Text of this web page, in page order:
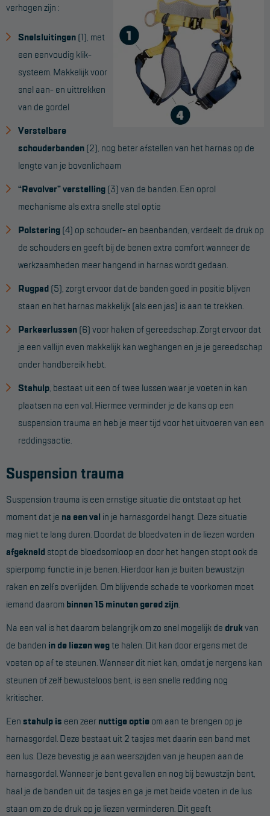
verhogen zijn :
Snelsluitingen (1), met
een eenvoudig klik-
systeem. Makkelijk voor
snel aan- en uittrekken
van de gordel
Verstelbare
schouderbanden (2), nog beter afstellen van het harnas op de
lengte van je bovenlichaam
“Revolver” verstelling (3) van de banden. Een oprol
mechanisme als extra snelle stel optie
Polstering (4) op schouder- en beenbanden, verdeelt de druk op
de schouders en geeft bij de benen extra comfort wanneer de
werkzaamheden meer hangend in harnas wordt gedaan.
Rugpad (5), zorgt ervoor dat de banden goed in positie blijven
staan en het harnas makkelijk (als een jas) is aan te trekken.
Parkeerlussen (6) voor haken of gereedschap. Zorgt ervoor dat
je een vallijn even makkelijk kan weghangen en je je gereedschap
onder handbereik hebt.
Stahulp , bestaat uit een of twee lussen waar je voeten in kan
plaatsen na een val. Hiermee verminder je de kans op een
suspension trauma en heb je meer tijd voor het uitvoeren van een
reddingsactie.
Suspension trauma
Suspension trauma is een ernstige situatie die ontstaat op het
moment dat je na een val in je harnasgordel hangt. Deze situatie
mag niet te lang duren. Doordat de bloedvaten in de liezen worden
afgekneld stopt de bloedsomloop en door het hangen stopt ook de
spierpomp functie in je benen. Hierdoor kan je buiten bewustzijn
raken en zelfs overlijden. Om blijvende schade te voorkomen moet
iemand daarom binnen 15 minuten gered zijn
Na een val is het daarom belangrijk om zo snel mogelijk de drukvan
de banden in de liezen wegte halen. Dit kan door ergens met de
voeten op af te steunen. Wanneer dit niet kan, omdat je nergens kan
steunen of zelf bewusteloos bent, is een snelle redding nog
kritischer.
Een stahulp is een zeer nuttige optie om aan te brengen op je
harnasgordel. Deze bestaat uit 2 tasjes met daarin een band met
een lus. Deze bevestig je aan weerszijden van je heupen aan de
harnasgordel. Wanneer je bent gevallen en nog bij bewustzijn bent,
haal je de banden uit de tasjes en ga je met beide voeten in de lus
staan om zo de druk op je liezen verminderen. Dit geeft